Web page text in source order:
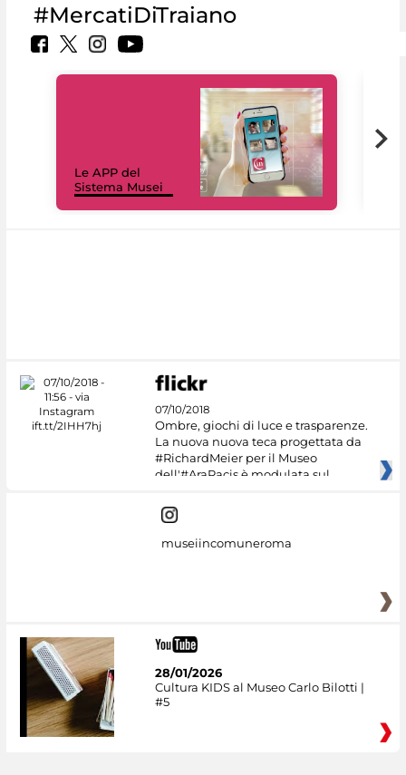
#MercatiDiTraiano
Le APP del
Sistema Musei
07/10/2018
Ombre, giochi di luce e trasparenze.
La nuova nuova teca progettata da
#RichardMeier per il Museo
dell'#AraPacis è modulata sul
museiincomuneroma
28/01/2026
Cultura KIDS al Museo Carlo Bilotti |
#5